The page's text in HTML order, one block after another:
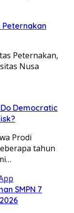
Peternakan
Peternakan,
Nusa
Democratic
Prodi
tahun
SMPN 7